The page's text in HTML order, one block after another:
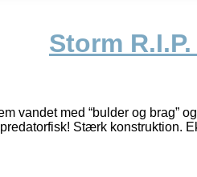
Storm
vandet med “bulder og brag”
Stærk konstruktion.